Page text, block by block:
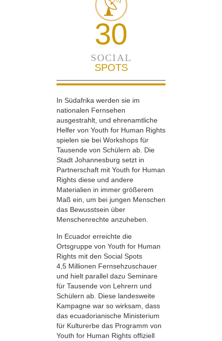
30
SOCIAL
SPOTS
In Südafrika werden sie im
nationalen Fernsehen
ausgestrahlt, und ehrenamtliche
Helfer von Youth for Human Rights
spielen sie bei Workshops für
Tausende von Schülern ab. Die
Stadt Johannesburg setzt in
Partnerschaft mit Youth for Human
Rights diese und andere
Materialien in immer größerem
Maß ein, um bei jungen Menschen
das Bewusstsein über
Menschenrechte anzuheben.
In Ecuador erreichte die
Ortsgruppe von Youth for Human
Rights mit den Social Spots
4,5 Millionen Fernsehzuschauer
und hielt parallel dazu Seminare
für Tausende von Lehrern und
Schülern ab. Diese landesweite
Kampagne war so wirksam, dass
das ecuadorianische Ministerium
für Kulturerbe das Programm von
Youth for Human Rights offiziell